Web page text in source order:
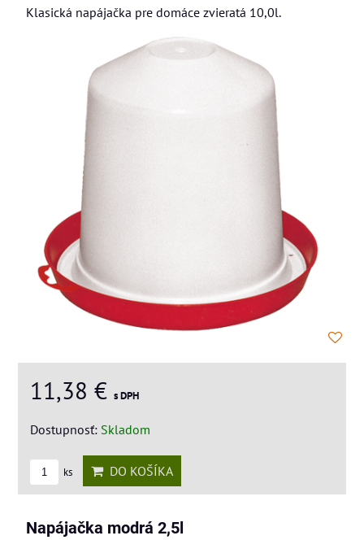
Klasická napájačka pre domáce zvieratá 10,0l.
11,38 € s DPH
Dostupnosť: Skladom
ks DO KOŠÍKA
Napájačka modrá 2,5l